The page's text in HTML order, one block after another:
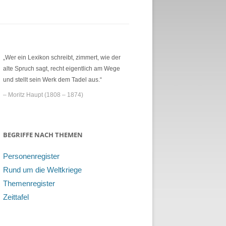
„Wer ein Lexikon schreibt, zimmert, wie der
alte Spruch sagt, recht eigentlich am Wege
und stellt sein Werk dem Tadel aus.“
– Moritz Haupt (1808 – 1874)
BEGRIFFE NACH THEMEN
Personenregister
Rund um die Weltkriege
Themenregister
Zeittafel